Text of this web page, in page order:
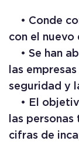
• Conde
con el nuevo
• Se han
las
seguridad y
• El
las
cifras de